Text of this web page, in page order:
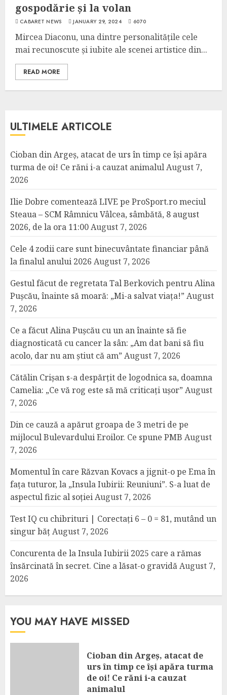
gospodărie și la volan
CABARET NEWS JANUARY 29, 2024 6070
Mircea Diaconu, una dintre personalitățile cele
mai recunoscute și iubite ale scenei artistice din...
READ MORE
ULTIMELE ARTICOLE
Cioban din Argeș, atacat de urs în timp ce își apăra
turma de oi! Ce răni i-a cauzat animalulAugust 7,
2026
Ilie Dobre comentează LIVE pe ProSport.ro meciul
Steaua – SCM Râmnicu Vâlcea, sâmbătă, 8 august
2026, de la ora 11:00August 7, 2026
Cele 4 zodii care sunt binecuvântate financiar până
la finalul anului 2026 August 7, 2026
Gestul făcut de regretata Tal Berkovich pentru Alina
Pușcău, înainte să moară: „Mi-a salvat viața!” August
7, 2026
Ce a făcut Alina Pușcău cu un an înainte să fie
diagnosticată cu cancer la sân: „Am dat bani să fiu
acolo, dar nu am știut că am” August 7, 2026
Cătălin Crișan s-a despărțit de logodnica sa, doamna
Camelia: „Ce vă rog este să mă criticați ușor” August
7, 2026
Din ce cauză a apărut groapa de 3 metri de pe
mijlocul Bulevardului Eroilor. Ce spune PMB August
7, 2026
Momentul în care Răzvan Kovacs a jignit-o pe Ema în
fața tuturor, la „Insula Iubirii: Reuniuni”. S-a luat de
aspectul fizic al soțieiAugust 7, 2026
Test IQ cu chibrituri | Corectați 6 – 0 = 81, mutând un
singur bățAugust 7, 2026
Concurenta de la Insula Iubirii 2025 care a rămas
însărcinată în secret. Cine a lăsat-o gravidăAugust 7,
2026
YOU MAY HAVE MISSED
Cioban din Argeș, atacat de
urs în timp ce își apăra turma
de oi! Ce răni i-a cauzat
animalul